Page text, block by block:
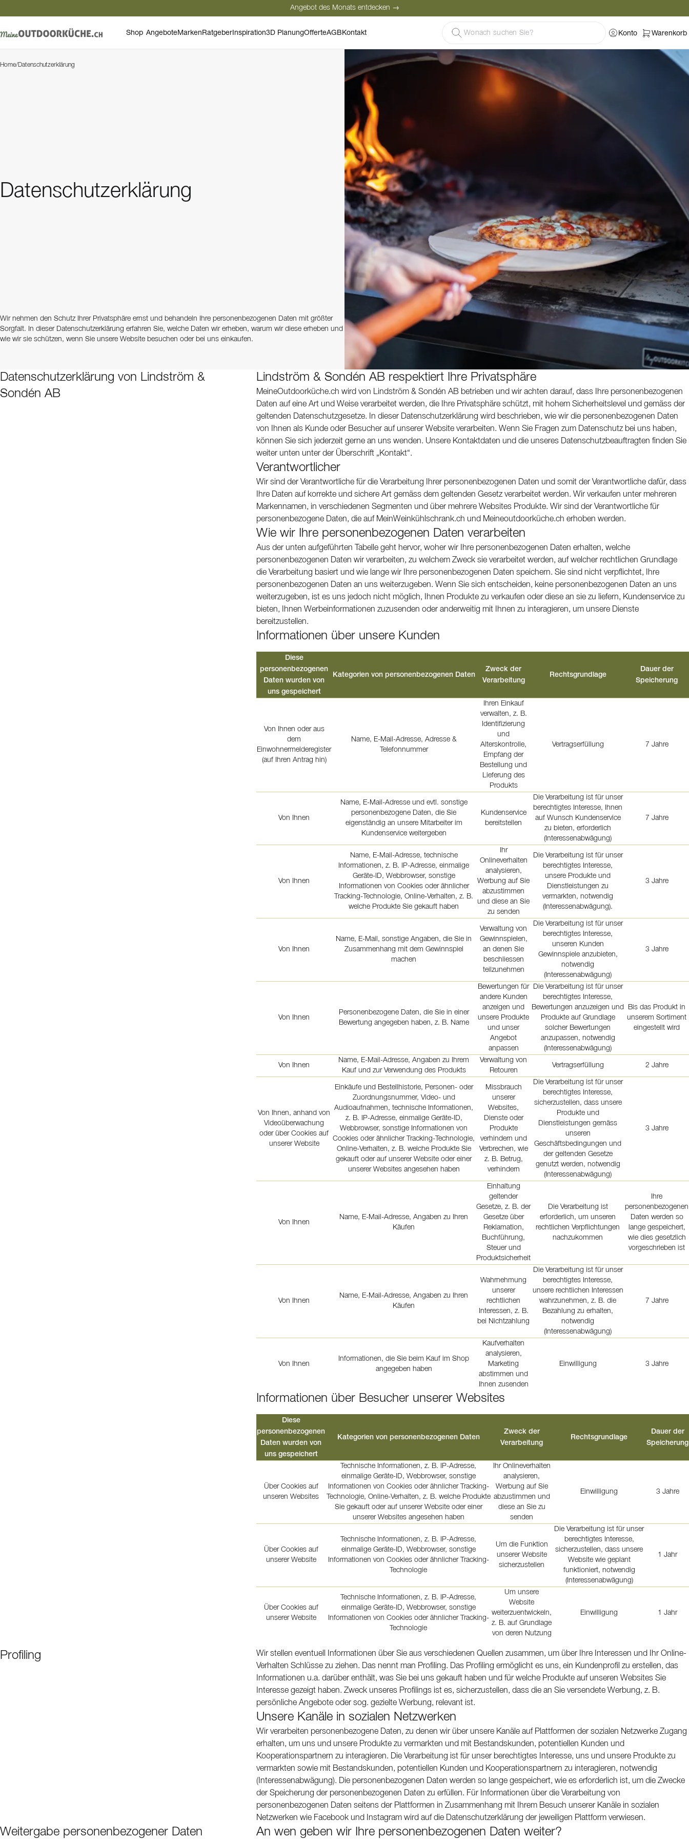
Angebot des Monats entdecken →
Shop AngeboteMarkenRatgeberInspiration3D PlanungOfferteAGBKontakt Konto Warenkorb
Home/ Datenschutzerklärung
Datenschutzerklärung
Wir nehmen den Schutz Ihrer Privatsphäre ernst und behandeln Ihre personenbezogenen Daten mit größter
Sorgfalt. In dieser Datenschutzerklärung erfahren Sie, welche Daten wir erheben, warum wir diese erheben und
wie wir sie schützen, wenn Sie unsere Website besuchen oder bei uns einkaufen.
Datenschutzerklärung von Lindström &
Sondén AB
Lindström & Sondén AB respektiert Ihre Privatsphäre
MeineOutdoorküche.ch wird von Lindström & Sondén AB betrieben und wir achten darauf, dass Ihre personenbezogenen
Daten auf eine Art und Weise verarbeitet werden, die Ihre Privatsphäre schützt, mit hohem Sicherheitslevel und gemäss der
geltenden Datenschutzgesetze. In dieser Datenschutzerklärung wird beschrieben, wie wir die personenbezogenen Daten
von Ihnen als Kunde oder Besucher auf unserer Website verarbeiten. Wenn Sie Fragen zum Datenschutz bei uns haben,
können Sie sich jederzeit gerne an uns wenden. Unsere Kontaktdaten und die unseres Datenschutzbeauftragten finden Sie
weiter unten unter der Überschrift „Kontakt“.
Verantwortlicher
Wir sind der Verantwortliche für die Verarbeitung Ihrer personenbezogenen Daten und somit der Verantwortliche dafür, dass
Ihre Daten auf korrekte und sichere Art gemäss dem geltenden Gesetz verarbeitet werden. Wir verkaufen unter mehreren
Markennamen, in verschiedenen Segmenten und über mehrere Websites Produkte. Wir sind der Verantwortliche für
personenbezogene Daten, die auf MeinWeinkühlschrank.ch und Meineoutdoorküche.ch erhoben werden.
Wie wir Ihre personenbezogenen Daten verarbeiten
Aus der unten aufgeführten Tabelle geht hervor, woher wir Ihre personenbezogenen Daten erhalten, welche
personenbezogenen Daten wir verarbeiten, zu welchem Zweck sie verarbeitet werden, auf welcher rechtlichen Grundlage
die Verarbeitung basiert und wie lange wir Ihre personenbezogenen Daten speichern. Sie sind nicht verpflichtet, Ihre
personenbezogenen Daten an uns weiterzugeben. Wenn Sie sich entscheiden, keine personenbezogenen Daten an uns
weiterzugeben, ist es uns jedoch nicht möglich, Ihnen Produkte zu verkaufen oder diese an sie zu liefern, Kundenservice zu
bieten, Ihnen Werbeinformationen zuzusenden oder anderweitig mit Ihnen zu interagieren, um unsere Dienste
bereitzustellen.
Informationen über unsere Kunden
Diese
personenbezogenen
Daten wurden von
uns gespeichert
Kategorien von personenbezogenen Daten
Zweck der
Verarbeitung
Rechtsgrundlage
Dauer der
Speicherung
Von Ihnen oder aus
dem
Einwohnermelderegister
(auf Ihren Antrag hin)
Name, E-Mail-Adresse, Adresse &
Telefonnummer
Ihren Einkauf
verwalten, z. B.
Identifizierung
und
Alterskontrolle,
Empfang der
Bestellung und
Lieferung des
Produkts
Vertragserfüllung 7 Jahre
Von Ihnen
Name, E-Mail-Adresse und evtl. sonstige
personenbezogene Daten, die Sie
eigenständig an unsere Mitarbeiter im
Kundenservice weitergeben
Kundenservice
bereitstellen
Die Verarbeitung ist für unser
berechtigtes Interesse, Ihnen
auf Wunsch Kundenservice
zu bieten, erforderlich
(Interessenabwägung)
7 Jahre
Von Ihnen
Name, E-Mail-Adresse, technische
Informationen, z. B. IP-Adresse, einmalige
Geräte-ID, Webbrowser, sonstige
Informationen von Cookies oder ähnlicher
Tracking-Technologie, Online-Verhalten, z. B.
welche Produkte Sie gekauft haben
Ihr
Onlineverhalten
analysieren,
Werbung auf Sie
abzustimmen
und diese an Sie
zu senden
Die Verarbeitung ist für unser
berechtigtes Interesse,
unsere Produkte und
Dienstleistungen zu
vermarkten, notwendig
(Interessenabwägung).
3 Jahre
Von Ihnen
Name, E-Mail, sonstige Angaben, die Sie in
Zusammenhang mit dem Gewinnspiel
machen
Verwaltung von
Gewinnspielen,
an denen Sie
beschliessen
teilzunehmen
Die Verarbeitung ist für unser
berechtigtes Interesse,
unseren Kunden
Gewinnspiele anzubieten,
notwendig
(Interessenabwägung)
3 Jahre
Von Ihnen
Personenbezogene Daten, die Sie in einer
Bewertung angegeben haben, z. B. Name
Bewertungen für
andere Kunden
anzeigen und
unsere Produkte
und unser
Angebot
anpassen
Die Verarbeitung ist für unser
berechtigtes Interesse,
Bewertungen anzuzeigen und
Produkte auf Grundlage
solcher Bewertungen
anzupassen, notwendig
(Interessenabwägung)
Bis das Produkt in
unserem Sortiment
eingestellt wird
Von Ihnen
Name, E-Mail-Adresse, Angaben zu Ihrem
Kauf und zur Verwendung des Produkts
Verwaltung von
Retouren
Vertragserfüllung 2 Jahre
Von Ihnen, anhand von
Videoüberwachung
oder über Cookies auf
unserer Website
Einkäufe und Bestellhistorie, Personen- oder
Zuordnungsnummer, Video- und
Audioaufnahmen, technische Informationen,
z. B. IP-Adresse, einmalige Geräte-ID,
Webbrowser, sonstige Informationen von
Cookies oder ähnlicher Tracking-Technologie,
Online-Verhalten, z. B. welche Produkte Sie
gekauft oder auf unserer Website oder einer
unserer Websites angesehen haben
Missbrauch
unserer
Websites,
Dienste oder
Produkte
verhindern und
Verbrechen, wie
z. B. Betrug,
verhindern
Die Verarbeitung ist für unser
berechtigtes Interesse,
sicherzustellen, dass unsere
Produkte und
Dienstleistungen gemäss
unseren
Geschäftsbedingungen und
der geltenden Gesetze
genutzt werden, notwendig
(Interessenabwägung)
3 Jahre
Von Ihnen
Name, E-Mail-Adresse, Angaben zu Ihren
Käufen
Einhaltung
geltender
Gesetze, z. B. der
Gesetze über
Reklamation,
Buchführung,
Steuer und
Produktsicherheit
Die Verarbeitung ist
erforderlich, um unseren
rechtlichen Verpflichtungen
nachzukommen
Ihre
personenbezogenen
Daten werden so
lange gespeichert,
wie dies gesetzlich
vorgeschrieben ist
Von Ihnen
Name, E-Mail-Adresse, Angaben zu Ihren
Käufen
Wahrnehmung
unserer
rechtlichen
Interessen, z. B.
bei Nichtzahlung
Die Verarbeitung ist für unser
berechtigtes Interesse,
unsere rechtlichen Interessen
wahrzunehmen, z. B. die
Bezahlung zu erhalten,
notwendig
(Interessenabwägung)
7 Jahre
Von Ihnen
Informationen, die Sie beim Kauf im Shop
angegeben haben
Kaufverhalten
analysieren,
Marketing
abstimmen und
Ihnen zusenden
Einwilligung 3 Jahre
Informationen über Besucher unserer Websites
Diese
personenbezogenen
Daten wurden von
uns gespeichert
Kategorien von personenbezogenen Daten
Zweck der
Verarbeitung
Rechtsgrundlage
Dauer der
Speicherung
Über Cookies auf
unseren Websites
Technische Informationen, z. B. IP-Adresse,
einmalige Geräte-ID, Webbrowser, sonstige
Informationen von Cookies oder ähnlicher Tracking-
Technologie, Online-Verhalten, z. B. welche Produkte
Sie gekauft oder auf unserer Website oder einer
unserer Websites angesehen haben
Ihr Onlineverhalten
analysieren,
Werbung auf Sie
abzustimmen und
diese an Sie zu
senden
Einwilligung 3 Jahre
Über Cookies auf
unserer Website
Technische Informationen, z. B. IP-Adresse,
einmalige Geräte-ID, Webbrowser, sonstige
Informationen von Cookies oder ähnlicher Tracking-
Technologie
Um die Funktion
unserer Website
sicherzustellen
Die Verarbeitung ist für unser
berechtigtes Interesse,
sicherzustellen, dass unsere
Website wie geplant
funktioniert, notwendig
(Interessenabwägung)
1 Jahr
Über Cookies auf
unserer Website
Technische Informationen, z. B. IP-Adresse,
einmalige Geräte-ID, Webbrowser, sonstige
Informationen von Cookies oder ähnlicher Tracking-
Technologie
Um unsere
Website
weiterzuentwickeln,
z. B. auf Grundlage
von deren Nutzung
Einwilligung 1 Jahr
Profiling
Wir stellen eventuell Informationen über Sie aus verschiedenen Quellen zusammen, um über Ihre Interessen und Ihr Online-
Verhalten Schlüsse zu ziehen. Das nennt man Profiling. Das Profiling ermöglicht es uns, ein Kundenprofil zu erstellen, das
Informationen u.a. darüber enthält, was Sie bei uns gekauft haben und für welche Produkte auf unseren Websites Sie
Interesse gezeigt haben. Zweck unseres Profilings ist es, sicherzustellen, dass die an Sie versendete Werbung, z. B.
persönliche Angebote oder sog. gezielte Werbung, relevant ist.
Unsere Kanäle in sozialen Netzwerken
Wir verarbeiten personenbezogene Daten, zu denen wir über unsere Kanäle auf Plattformen der sozialen Netzwerke Zugang
erhalten, um uns und unsere Produkte zu vermarkten und mit Bestandskunden, potentiellen Kunden und
Kooperationspartnern zu interagieren. Die Verarbeitung ist für unser berechtigtes Interesse, uns und unsere Produkte zu
vermarkten sowie mit Bestandskunden, potentiellen Kunden und Kooperationspartnern zu interagieren, notwendig
(Interessenabwägung). Die personenbezogenen Daten werden so lange gespeichert, wie es erforderlich ist, um die Zwecke
der Speicherung der personenbezogenen Daten zu erfüllen. Für Informationen über die Verarbeitung von
personenbezogenen Daten seitens der Plattformen in Zusammenhang mit Ihrem Besuch unserer Kanäle in sozialen
Netzwerken wie Facebook und Instagram wird auf die Datenschutzerklärung der jeweiligen Plattform verwiesen.
Weitergabe personenbezogener Daten An wen geben wir Ihre personenbezogenen Daten weiter?